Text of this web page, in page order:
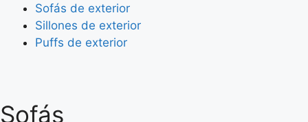
Sofás de exterior
Sillones de exterior
Puffs de exterior
Sofás